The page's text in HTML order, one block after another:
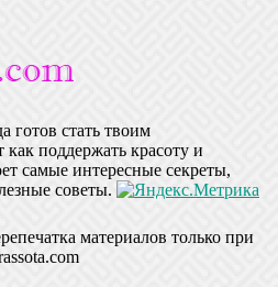
готов стать твоим
поддержать красоту и
самые интересные секреты,
советы.
материалов только при